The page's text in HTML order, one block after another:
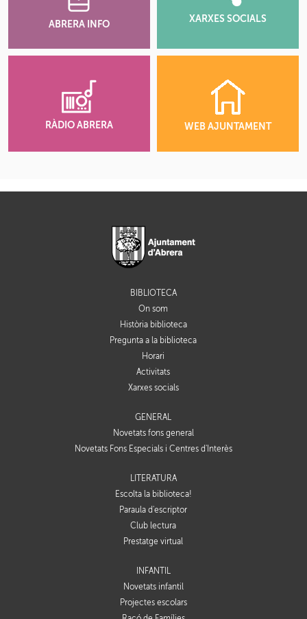
ABRERA INFO
XARXES SOCIALS
RÀDIO ABRERA WEB AJUNTAMENT
BIBLIOTECA
On som
Història biblioteca
Pregunta a la biblioteca
Horari
Activitats
Xarxes socials
GENERAL
Novetats fons general
Novetats Fons Especials i Centres d'Interès
LITERATURA
Escolta la biblioteca!
Paraula d'escriptor
Club lectura
Prestatge virtual
INFANTIL
Novetats infantil
Projectes escolars